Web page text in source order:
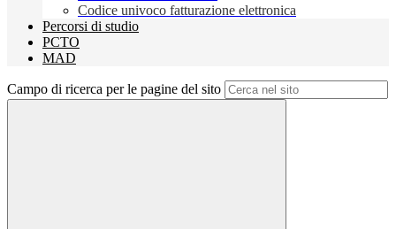
Codice univoco fatturazione elettronica
Percorsi di studio
PCTO
MAD
Campo di ricerca per le pagine del sito